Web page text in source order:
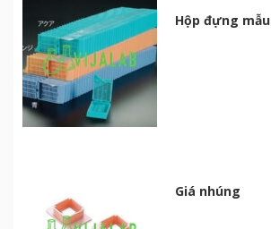
Hộp đựng mẫu
Giá nhúng